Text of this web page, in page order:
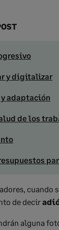
y digitalizar
adaptación
de los
cuando
de decir
alguna